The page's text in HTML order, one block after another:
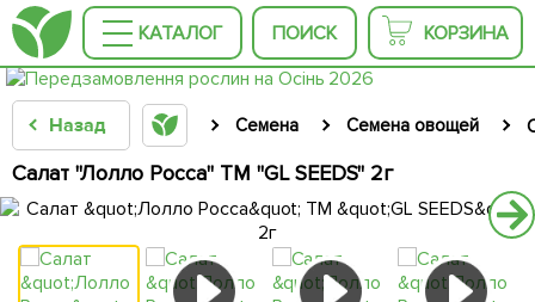
КАТАЛОГ ПОИСК КОРЗИНА
Назад Семена Семена овощей
Салат "Лолло Росса" ТМ "GL SEEDS" 2г